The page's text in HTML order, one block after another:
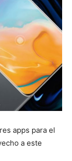
apps para el
a este